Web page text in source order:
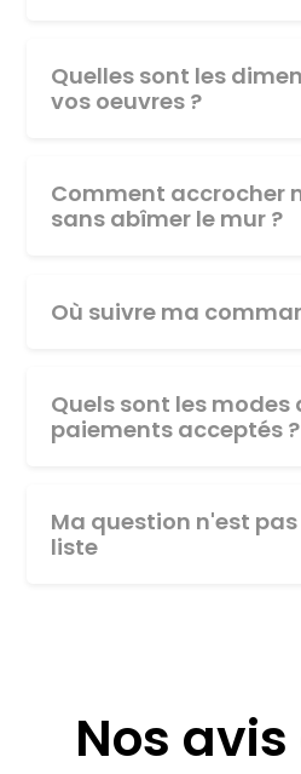
Quelles sont les
vos oeuvres ?
Comment accrocher
sans abîmer le mur ?
Où suivre ma
Quels sont les modes
paiements acceptés ?
Ma question n'est
liste
Nos avis